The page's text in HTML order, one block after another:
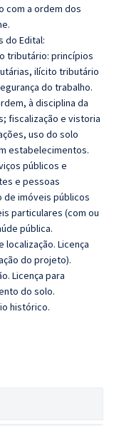
com a ordem dos
do Edital:
tributário: princípios
ilícito tributário
do trabalho.
à disciplina da
fiscalização e vistoria
uso do solo
estabelecimentos.
públicos e
e pessoas
de imóveis públicos
particulares (com ou
pública.
localização. Licença
do projeto).
Licença para
do solo.
histórico.